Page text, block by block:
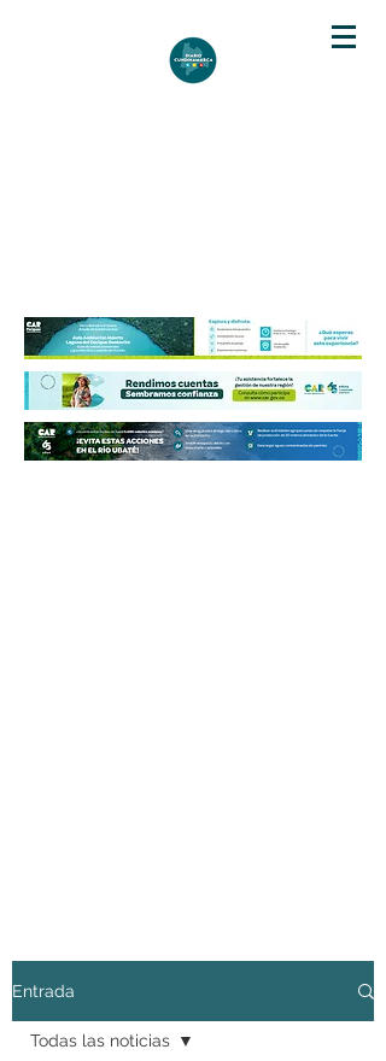
Entrada
Todas las noticias